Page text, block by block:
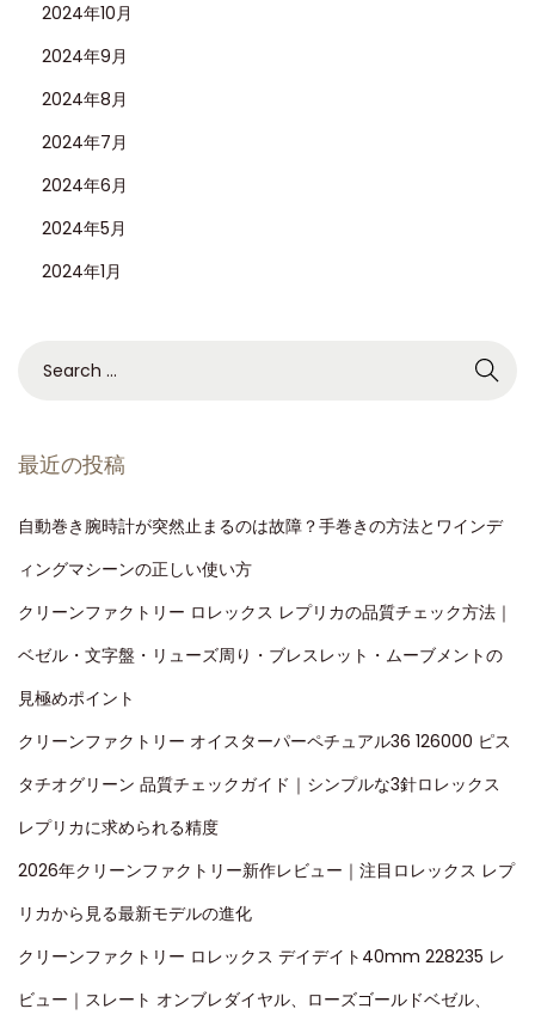
2024年10月
2024年9月
2024年8月
2024年7月
2024年6月
2024年5月
2024年1月
最近の投稿
自動巻き腕時計が突然止まるのは故障？手巻きの方法とワインデ
ィングマシーンの正しい使い方
クリーンファクトリー ロレックス レプリカの品質チェック方法｜
ベゼル・文字盤・リューズ周り・ブレスレット・ムーブメントの
見極めポイント
クリーンファクトリー オイスターパーペチュアル36 126000 ピス
タチオグリーン 品質チェックガイド｜シンプルな3針ロレックス
レプリカに求められる精度
2026年クリーンファクトリー新作レビュー｜注目ロレックス レプ
リカから見る最新モデルの進化
クリーンファクトリー ロレックス デイデイト40mm 228235 レ
ビュー｜スレート オンブレダイヤル、ローズゴールドベゼル、